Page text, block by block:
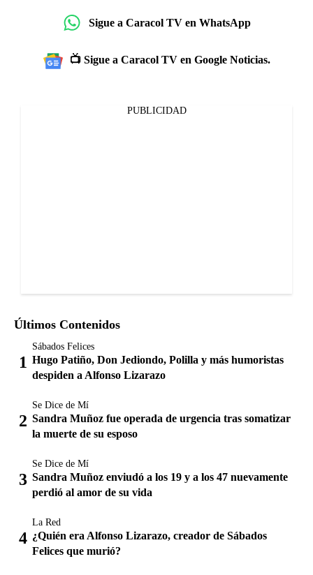
Sigue a Caracol TV en WhatsApp
📺 Sigue a Caracol TV en Google Noticias.
PUBLICIDAD
Últimos Contenidos
Sábados Felices
Hugo Patiño, Don Jediondo, Polilla y más humoristas
despiden a Alfonso Lizarazo
Se Dice de Mí
Sandra Muñoz fue operada de urgencia tras somatizar
la muerte de su esposo
Se Dice de Mí
Sandra Muñoz enviudó a los 19 y a los 47 nuevamente
perdió al amor de su vida
La Red
¿Quién era Alfonso Lizarazo, creador de Sábados
Felices que murió?